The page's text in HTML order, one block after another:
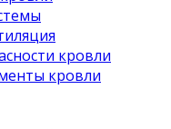
кровли
кровли